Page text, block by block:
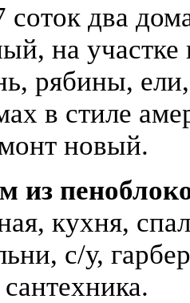
соток два
на участке
рябины,
в стиле
новый.
из
кухня,
с/у,